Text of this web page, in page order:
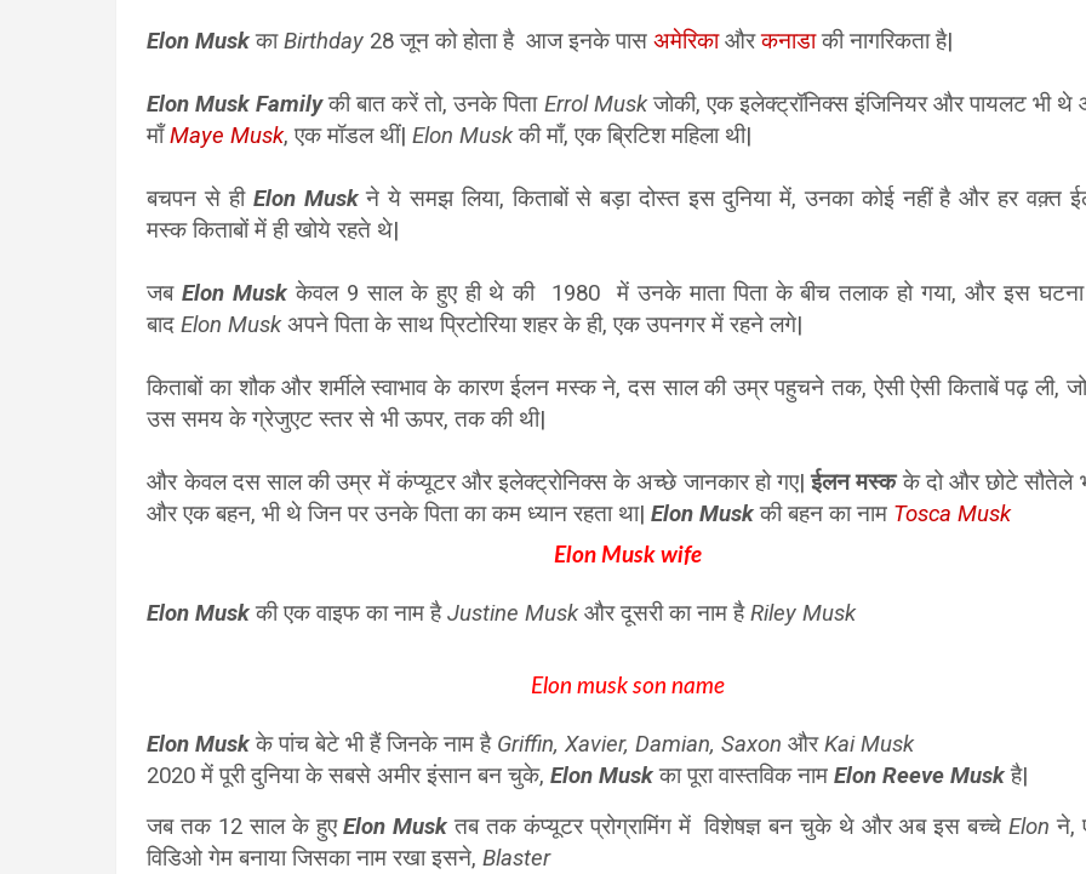
Elon MuskकाBirthday 28 जून को होता है आज इनके पासअमेरिकाऔरकनाडाकी नागरिकता है|
Elon MuskFamilyकी बात करें तो, उनके पिता ErrolMuskजोकी, एक इलेक्ट्रॉनिक्स इंजिनियर और पायलट भी थे
माँMayeMusk, एक मॉडल थीं|Elon Muskकी माँ, एक ब्रिटिश महिला थी|
बचपन से ही Elon Muskने ये समझ लिया, किताबों से बड़ा दोस्त इस दुनिया में, उनका कोई नहीं है और हर वक़्त
मस्क किताबों में ही खोये रहते थे|
जबElon Musk केवल 9 साल के हुए ही थे की 1980 में उनके माता पिता के बीच तलाक हो गया, और इस
बादElon Muskअपने पिता के साथ प्रिटोरिया शहर के ही, एक उपनगर में रहने लगे|
किताबों का शौक और शर्मीले स्वाभाव के कारण ईलन मस्क ने, दस साल की उम्र पहुचने तक, ऐसी ऐसी किताबें पढ़ ली,
उस समय के ग्रेजुएट स्तर से भी ऊपर, तक की थी|
और केवल दस साल की उम्र में कंप्यूटर और इलेक्ट्रोनिक्स के अच्छे जानकार हो गए|ईलन मस्कके दो और छोटे सौतेले
और एक बहन, भी थे जिन पर उनके पिता का कम ध्यान रहता था|Elon Muskकी बहन का नाम Tosca Musk
Elon Musk wife
Elon Muskकी एक वाइफ का नाम हैJustine Muskऔर दूसरी का नाम हैRiley Musk
Elon musk son name
Elon Muskके पांच बेटे भी हैं जिनके नाम है Griffin, Xavier, Damian, SaxonऔरKai Musk
2020 में पूरी दुनिया के सबसे अमीर इंसान बन चुके,Elon Muskका पूरा वास्तविक नामElon Reeve Muskहै|
जब तक 12 साल के हुएElon Muskतब तक कंप्यूटर प्रोग्रामिंग में विशेषज्ञ बन चुके थे और अब इस बच्चे Elonने,
विडिओ गेम बनाया जिसका नाम रखा इसने,Blaster